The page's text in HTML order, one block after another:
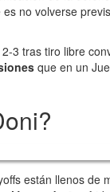
no volverse
3 tras tiro libre
que en un
están llenos de